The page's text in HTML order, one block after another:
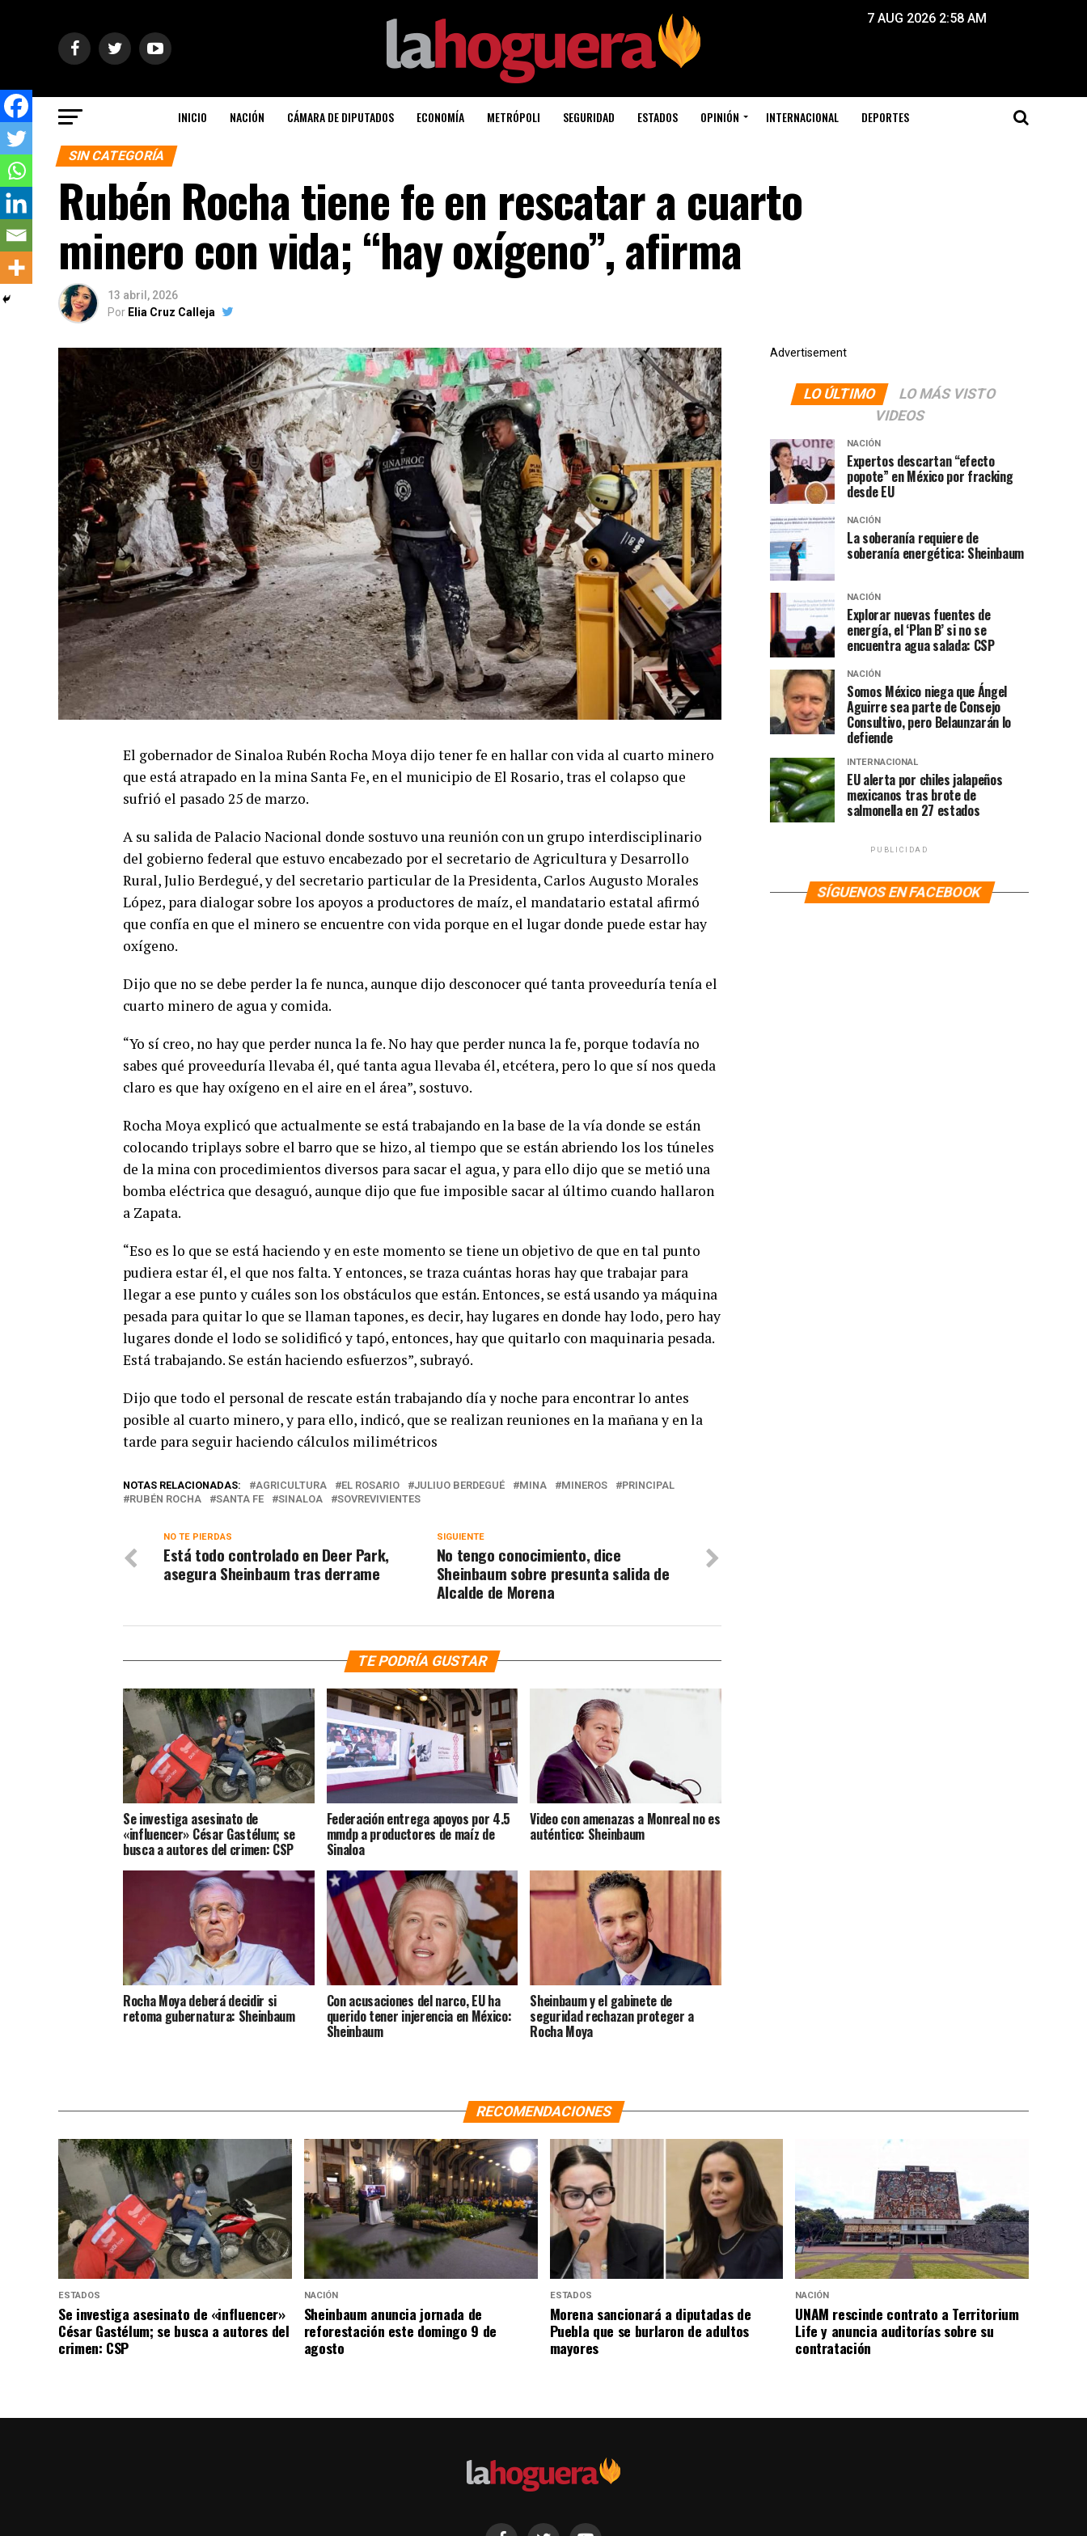
7 AUG 2026 2:58 AM
INICIO NACIÓN CÁMARA DE DIPUTADOS ECONOMÍA METRÓPOLI SEGURIDAD ESTADOS OPINIÓN INTERNACIONAL DEPORTES
SIN CATEGORÍA
Rubén Rocha tiene fe en rescatar a cuarto
minero con vida; “hay oxígeno”, afirma
13 abril, 2026
Por Elia Cruz Calleja
El gobernador de Sinaloa Rubén Rocha Moya dijo tener fe en hallar con vida al cuarto minero
que está atrapado en la mina Santa Fe, en el municipio de El Rosario, tras el colapso que
sufrió el pasado 25 de marzo.
A su salida de Palacio Nacional donde sostuvo una reunión con un grupo interdisciplinario
del gobierno federal que estuvo encabezado por el secretario de Agricultura y Desarrollo
Rural, Julio Berdegué, y del secretario particular de la Presidenta, Carlos Augusto Morales
López, para dialogar sobre los apoyos a productores de maíz, el mandatario estatal afirmó
que confía en que el minero se encuentre con vida porque en el lugar donde puede estar hay
oxígeno.
Dijo que no se debe perder la fe nunca, aunque dijo desconocer qué tanta proveeduría tenía el
cuarto minero de agua y comida.
“Yo sí creo, no hay que perder nunca la fe. No hay que perder nunca la fe, porque todavía no
sabes qué proveeduría llevaba él, qué tanta agua llevaba él, etcétera, pero lo que sí nos queda
claro es que hay oxígeno en el aire en el área”, sostuvo.
Rocha Moya explicó que actualmente se está trabajando en la base de la vía donde se están
colocando triplays sobre el barro que se hizo, al tiempo que se están abriendo los los túneles
de la mina con procedimientos diversos para sacar el agua, y para ello dijo que se metió una
bomba eléctrica que desaguó, aunque dijo que fue imposible sacar al último cuando hallaron
a Zapata.
“Eso es lo que se está haciendo y en este momento se tiene un objetivo de que en tal punto
pudiera estar él, el que nos falta. Y entonces, se traza cuántas horas hay que trabajar para
llegar a ese punto y cuáles son los obstáculos que están. Entonces, se está usando ya máquina
pesada para quitar lo que se llaman tapones, es decir, hay lugares en donde hay lodo, pero hay
lugares donde el lodo se solidificó y tapó, entonces, hay que quitarlo con maquinaria pesada.
Está trabajando. Se están haciendo esfuerzos”, subrayó.
Dijo que todo el personal de rescate están trabajando día y noche para encontrar lo antes
posible al cuarto minero, y para ello, indicó, que se realizan reuniones en la mañana y en la
tarde para seguir haciendo cálculos milimétricos
NOTAS RELACIONADAS: AGRICULTURA EL ROSARIO JULIUO BERDEGUÉ MINA MINEROS
PRINCIPAL
RUBÉN ROCHA
SANTA FE SINALOA SOVREVIVIENTES
SIGUIENTE
No tengo conocimiento, dice
Sheinbaum sobre presunta salida de
Alcalde de Morena
NO TE PIERDAS
Está todo controlado en Deer Park,
asegura Sheinbaum tras derrame
TE PODRÍA GUSTAR
Se investiga asesinato de
«influencer» César Gastélum; se
busca a autores del crimen: CSP
Federación entrega apoyos por 4.5
mmdp a productores de maíz de
Sinaloa
Video con amenazas a Monreal no es
auténtico: Sheinbaum
Rocha Moya deberá decidir si
retoma gubernatura: Sheinbaum
Con acusaciones del narco, EU ha
querido tener injerencia en México:
Sheinbaum
Sheinbaum y el gabinete de
seguridad rechazan proteger a
Rocha Moya
Advertisement
LO ÚLTIMO
LO MÁS VISTO
VIDEOS
NACIÓN
Expertos descartan “efecto
popote” en México por fracking
desde EU
NACIÓN
La soberanía requiere de
soberanía energética: Sheinbaum
NACIÓN
Explorar nuevas fuentes de
energía, el ‘Plan B’ si no se
encuentra agua salada: CSP
NACIÓN
Somos México niega que Ángel
Aguirre sea parte de Consejo
Consultivo, pero Belaunzarán lo
defiende
INTERNACIONAL
EU alerta por chiles jalapeños
mexicanos tras brote de
salmonella en 27 estados
PUBLICIDAD
SÍGUENOS EN FACEBOOK
RECOMENDACIONES
ESTADOS
Se investiga asesinato de «influencer»
César Gastélum; se busca a autores del
crimen: CSP
NACIÓN
Sheinbaum anuncia jornada de
reforestación este domingo 9 de
agosto
ESTADOS
Morena sancionará a diputadas de
Puebla que se burlaron de adultos
mayores
NACIÓN
UNAM rescinde contrato a Territorium
Life y anuncia auditorías sobre su
contratación